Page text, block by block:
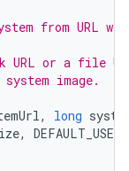
from URL
URL or a file
image.
, long
,